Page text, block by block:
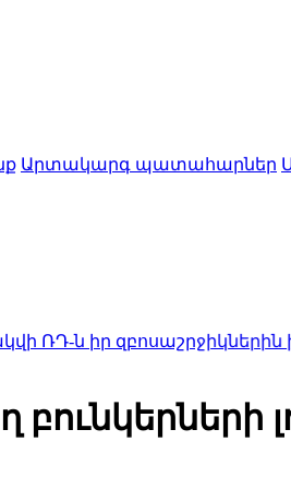
Արտակարգ պատահարներ
խորհուրդ